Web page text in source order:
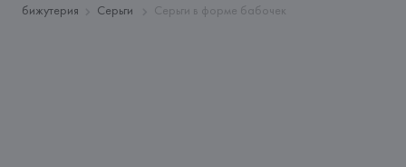
бижутерия
Серьги Серьги в форме бабочек